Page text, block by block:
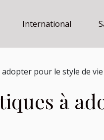
International
pour le style de vie
à